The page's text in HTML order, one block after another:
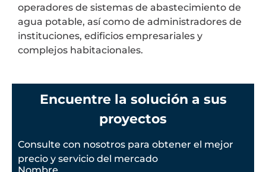
operadores de sistemas de abastecimiento de
agua potable, así como de administradores de
instituciones, edificios empresariales y
complejos habitacionales.
Encuentre la solución a sus
proyectos
Consulte con nosotros para obtener el mejor
precio y servicio del mercado